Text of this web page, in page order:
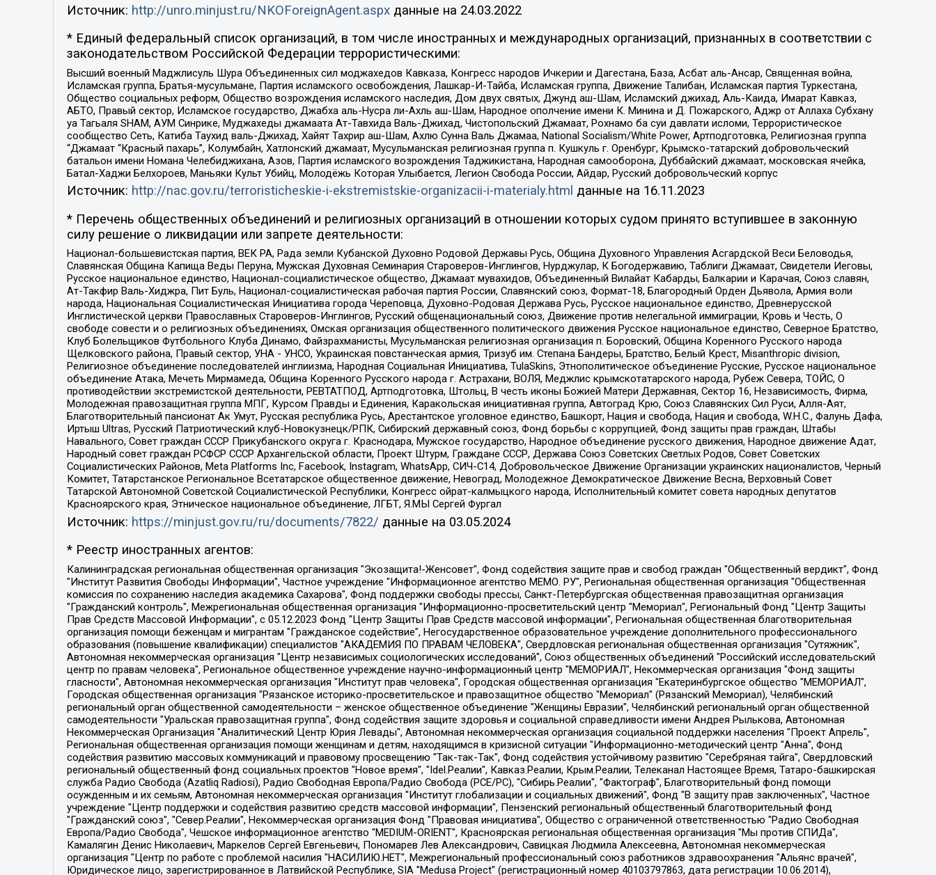
Источник: http://unro.minjust.ru/NKOForeignAgent.aspxданные на 24.03.2022
* Единый федеральный список организаций, в том числе иностранных и международных организаций, признанных в соответствии с
законодательством Российской Федерации террористическими:
Высший военный Маджлисуль Шура Объединенных сил моджахедов Кавказа, Конгресс народов Ичкерии и Дагестана, База, Асбат аль-Ансар, Священная война,
Исламская группа, Братья-мусульмане, Партия исламского освобождения, Лашкар-И-Тайба, Исламская группа, Движение Талибан, Исламская партия Туркестана,
Общество социальных реформ, Общество возрождения исламского наследия, Дом двух святых, Джунд аш-Шам, Исламский джихад, Аль-Каида, Имарат Кавказ,
АБТО, Правый сектор, Исламское государство, Джабха аль-Нусра ли-Ахль аш-Шам, Народное ополчение имени К. Минина и Д. Пожарского, Аджр от Аллаха Субхану
уа Тагьаля SHAM, АУМ Синрике, Муджахеды джамаата Ат-Тавхида Валь-Джихад, Чистопольский Джамаат, Рохнамо ба суи давлати исломи, Террористическое
сообщество Сеть, Катиба Таухид валь-Джихад, Хайят Тахрир аш-Шам, Ахлю Сунна Валь Джамаа, National Socialism/White Power, Артподготовка, Религиозная группа
“Джамаат “Красный пахарь”, Колумбайн, Хатлонский джамаат, Мусульманская религиозная группа п. Кушкуль г. Оренбург, Крымско-татарский добровольческий
батальон имени Номана Челебиджихана, Азов, Партия исламского возрождения Таджикистана, Народная самооборона, Дуббайский джамаат, московская ячейка,
Батал-Хаджи Белхороев, Маньяки Культ Убийц, Молодёжь Которая Улыбается, Легион Свобода России, Айдар, Русский добровольческий корпус
Источник: http://nac.gov.ru/terroristicheskie-i-ekstremistskie-organizacii-i-materialy.html данные на 16.11.2023
* Перечень общественных объединений и религиозных организаций в отношении которых судом принято вступившее в законную
силу решение о ликвидации или запрете деятельности:
Национал-большевистская партия, ВЕК РА, Рада земли Кубанской Духовно Родовой Державы Русь, Община Духовного Управления Асгардской Веси Беловодья,
Славянская Община Капища Веды Перуна, Мужская Духовная Семинария Староверов-Инглингов, Нурджулар, К Богодержавию, Таблиги Джамаат, Свидетели Иеговы,
Русское национальное единство, Национал-социалистическое общество, Джамаат мувахидов, Объединенный Вилайат Кабарды, Балкарии и Карачая, Союз славян,
Ат-Такфир Валь-Хиджра, Пит Буль, Национал-социалистическая рабочая партия России, Славянский союз, Формат-18, Благородный Орден Дьявола, Армия воли
народа, Национальная Социалистическая Инициатива города Череповца, Духовно-Родовая Держава Русь, Русское национальное единство, Древнерусской
Инглистической церкви Православных Староверов-Инглингов, Русский общенациональный союз, Движение против нелегальной иммиграции, Кровь и Честь, О
свободе совести и о религиозных объединениях, Омская организация общественного политического движения Русское национальное единство, Северное Братство,
Клуб Болельщиков Футбольного Клуба Динамо, Файзрахманисты, Мусульманская религиозная организация п. Боровский, Община Коренного Русского народа
Щелковского района, Правый сектор, УНА - УНСО, Украинская повстанческая армия, Тризуб им. Степана Бандеры, Братство, Белый Крест, Misanthropic division,
Религиозное объединение последователей инглиизма, Народная Социальная Инициатива, TulaSkins, Этнополитическое объединение Русские, Русское национальное
объединение Атака, Мечеть Мирмамеда, Община Коренного Русского народа г. Астрахани, ВОЛЯ, Меджлис крымскотатарского народа, Рубеж Севера, ТОЙС, О
противодействии экстремистской деятельности, РЕВТАТПОД, Артподготовка, Штольц, В честь иконы Божией Матери Державная, Сектор 16, Независимость, Фирма,
Молодежная правозащитная группа МПГ, Курсом Правды и Единения, Каракольская инициативная группа, Автоград Крю, Союз Славянских Сил Руси, Алля-Аят,
Благотворительный пансионат Ак Умут, Русская республика Русь, Арестантское уголовное единство, Башкорт, Нация и свобода, Нация и свобода, W.H.С., Фалунь Дафа,
Иртыш Ultras, Русский Патриотический клуб-Новокузнецк/РПК, Сибирский державный союз, Фонд борьбы с коррупцией, Фонд защиты прав граждан, Штабы
Навального, Совет граждан СССР Прикубанского округа г. Краснодара, Мужское государство, Народное объединение русского движения, Народное движение Адат,
Народный совет граждан РСФСР СССР Архангельской области, Проект Штурм, Граждане СССР, Держава Союз Советских Светлых Родов, Совет Советских
Социалистических Районов, Meta Platforms Inc, Facebook, Instagram, WhatsApp, СИЧ-С14, Добровольческое Движение Организации украинских националистов, Черный
Комитет, Татарстанское Региональное Всетатарское общественное движение, Невоград, Молодежное Демократическое Движение Весна, Верховный Совет
Татарской Автономной Советской Социалистической Республики, Конгресс ойрат-калмыцкого народа, Исполнительный комитет совета народных депутатов
Красноярского края, Этническое национальное объединение, ЛГБТ, Я.МЫ Сергей Фургал
Источник: https://minjust.gov.ru/ru/documents/7822/ данные на 03.05.2024
* Реестр иностранных агентов:
Калининградская региональная общественная организация "Экозащита!-Женсовет", Фонд содействия защите прав и свобод граждан "Общественный вердикт", Фонд "Институт Развития Свободы Информации", Частное учреждение "Информационное агентство МЕМО. РУ", Региональная общественная организация "Общественная комиссия по сохранению наследия академика Сахарова", Фонд поддержки свободы прессы, Санкт-Петербургская общественная правозащитная организация "Гражданский контроль", Межрегиональная общественная организация "Информационно-просветительский центр "Мемориал", Региональный Фонд "Центр Защиты Прав Средств Массовой Информации", с 05.12.2023 Фонд "Центр Защиты Прав Средств массовой информации", Региональная общественная благотворительная организация помощи беженцам и мигрантам "Гражданское содействие", Негосударственное образовательное учреждение дополнительного профессионального образования (повышение квалификации) специалистов "АКАДЕМИЯ ПО ПРАВАМ ЧЕЛОВЕКА", Свердловская региональная общественная организация "Сутяжник", Автономная некоммерческая организация "Центр независимых социологических исследований", Союз общественных объединений "Российский исследовательский центр по правам человека", Региональное общественное учреждение научно-информационный центр "МЕМОРИАЛ", Некоммерческая организация "Фонд защиты гласности", Автономная некоммерческая организация "Институт прав человека", Городская общественная организация "Екатеринбургское общество "МЕМОРИАЛ", Городская общественная организация "Рязанское историко-просветительское и правозащитное общество "Мемориал" (Рязанский Мемориал), Челябинский региональный орган общественной самодеятельности – женское общественное объединение "Женщины Евразии", Челябинский региональный орган общественной самодеятельности "Уральская правозащитная группа", Фонд содействия защите здоровья и социальной справедливости имени Андрея Рылькова, Автономная Некоммерческая Организация "Аналитический Центр Юрия Левады", Автономная некоммерческая организация социальной поддержки населения "Проект Апрель", Региональная общественная организация помощи женщинам и детям, находящимся в кризисной ситуации "Информационно-методический центр "Анна", Фонд содействия развитию массовых коммуникаций и правовому просвещению "Так-так-Так", Фонд содействия устойчивому развитию "Серебряная тайга", Свердловский региональный общественный фонд социальных проектов "Новое время", "Idel.Реалии", Кавказ.Реалии, Крым.Реалии, Телеканал Настоящее Время, Татаро-башкирская служба Радио Свобода (Azatliq Radiosi), Радио Свободная Европа/Радио Свобода (PCE/PC), "Сибирь.Реалии", "Фактограф", Благотворительный фонд помощи осужденным и их семьям, Автономная некоммерческая организация "Институт глобализации и социальных движений", Фонд "В защиту прав заключенных", Частное учреждение "Центр поддержки и содействия развитию средств массовой информации", Пензенский региональный общественный благотворительный фонд "Гражданский союз", "Север.Реалии", Некоммерческая организация Фонд "Правовая инициатива", Общество с ограниченной ответственностью "Радио Свободная Европа/Радио Свобода", Чешское информационное агентство "MEDIUM-ORIENT", Красноярская региональная общественная организация "Мы против СПИДа", Камалягин Денис Николаевич, Маркелов Сергей Евгеньевич, Пономарев Лев Александрович, Савицкая Людмила Алексеевна, Автономная некоммерческая организация "Центр по работе с проблемой насилия "НАСИЛИЮ.НЕТ", Межрегиональный профессиональный союз работников здравоохранения "Альянс врачей", Юридическое лицо, зарегистрированное в Латвийской Республике, SIA "Medusa Project" (регистрационный номер 40103797863, дата регистрации 10.06.2014), Некоммерческая организация "Фонд по борьбе с коррупцией", Автономная некоммерческая организация "Институт права и публичной политики", Баданин Роман Сергеевич, Гликин Максим Александрович, Железнова Мария Михайловна, Лукьянова Юлия Сергеевна, Маетная Елизавета Витальевна, Маняхин Петр Борисович, Чуракова Ольга Владимировна, Ярош Юлия Петровна, Юридическое лицо "The Insider SIA", зарегистрированное в Риге, Латвийская Республика (дата регистрации 26.06.2015), являющееся администратором доменного имени интернет-издания "The Insider SIA", https://theins.ru, Постернак Алексей Евгеньевич, Рубин Михаил Аркадьевич, Анин Роман Александрович, Юридическое лицо Istories fonds, зарегистрированное в Латвийской Республике (регистрационный номер 50008295751, дата регистрации 24.02.2020), Великовский Дмитрий Александрович, Долинина Ирина Николаевна, Мароховская Алеся Алексеевна, Шлейнов Роман Юрьевич, Шмагун Олеся Валентиновна, Общество с ограниченной ответственностью "Альтаир 2021", Общество с ограниченной ответственностью "Вега 2021", Общество с ограниченной ответственностью "Главный редактор 2021", Общество с ограниченной ответственностью "Ромашки монолит", Важенков Артем Валерьевич, Ивановская областная общественная организация "Центр гендерных исследований", Гурман Юрий Альбертович, Медиапроект "ОВД-Инфо", Егоров Владимир Владимирович, Жилинский Владимир Александрович, Общество с ограниченной ответственностью "ЗП", Иванова София Юрьевна, Карезина Инна Павловна, Кильтау Екатерина Викторовна, Петров Алексей Викторович, Пискунов Сергей Евгеньевич, Смирнов Сергей Сергеевич, Тихонов Михаил Сергеевич, Общество с ограниченной ответственностью "ЖУРНАЛИСТ-ИНОСТРАННЫЙ АГЕНТ", Арапова Галина Юрьевна, Вольтская Татьяна Анатольевна, Американская компания "Mason G.E.S. Anonymous Foundation" (США), являющаяся владельцем интернет-издания https://mnews.world/, Компания "Stichting Bellingcat", зарегистрированная в Нидерландах (дата регистрации 11.07.2018), Захаров Андрей Вячеславович, Клепиковская Екатерина Дмитриевна, Общество с ограниченной ответственностью "МЕМО", Перл Роман Александрович, Симонов Евгений Алексеевич, Соловьева Елена Анатольевна, Сотников Даниил Владимирович, Сурначева Елизавета Дмитриевна, Автономная некоммерческая организация по защите прав человека и информированию населения "Якутия – Наше Мнение", Общество с ограниченной ответственностью "Москоу диджитал медиа", с 26.01.2023 Общество с ограниченной ответственностью "Чайка Белые сады", Ветошкина Валерия Валерьевна, Заговора Максим Александрович, Межрегиональное общественное движение "Российская ЛГБТ - сеть", Оленичев Максим Владимирович, Павлов Иван Юрьевич, Скворцова Елена Сергеевна, Общество с ограниченной ответственностью "Как бы инагент", Кочетков Игорь Викторович, Общество с ограниченной ответственностью "Честные выборы", Еланчик Олег Александрович, Общество с ограниченной ответственностью "Нобелевский призыв", Гималова Регина Эмилевна, Григорьев Андрей Валерьевич, Григорьева Алина Александровна, Ассоциация по содействию защите прав призывников, альтернативнослужащих и военнослужащих "Правозащитная группа "Гражданин.Армия.Право", Хисамова Регина Фаритовна, Автономная некоммерческая организация по реализации социально-правовых программ "Лилит", Дальневосточное общественное движение "Маяк", Санкт-Петербургская ЛГБТ-инициативная группа "Выход", Инициативная группа ЛГБТ+ "Реверс", Алексеев Андрей Викторович, Бекбулатова Таисия Львовна, Беляев Иван Михайлович, Владыкина Елена Сергеевна, Гельман Марат Александрович, Никульшина Вероника Юрьевна, Толоконникова Надежда Андреевна, Шендерович Виктор Анатольевич, Общество с ограниченной ответственностью "Данное сообщение", Общество с ограниченной ответственностью Издательский дом "Новая глава", Айнбиндер Александра Александровна, Московский комьюнити-центр для ЛГБТ+инициатив, Благотворительный фонд развития филантропии, Deutsche Welle (Германия, Kurt-Schumacher-Strasse 3, 53113 Bonn), Борзунова Мария Михайловна, Воробьев Виктор Викторович, Голубева Анна Львовна, Константинова Алла Михайловна, Малкова Ирина Владимировна, Мурадов Мурад Абдулгалимович, Осетинская Елизавета Николаевна, Понасенков Евгений Николаевич, Ганапольский Матвей Юрьевич, Киселев Евгений Алексеевич, Борухович Ирина Григорьевна, Дремин Иван Тимофеевич, Дубровский Дмитрий Викторович, Красноярская региональная общественная организация поддержки и развития альтернативных образовательных технологий и межкультурных коммуникаций "ИНТЕРРА", Маяковская Екатерина Алексеевна, Фейгин Марк Захарович, Филимонов Андрей Викторович, Дзугкоева Регина Николаевна, Доброхотов Роман Александрович, Дудь Юрий Александрович, Елкин Сергей Владимирович, Кругликов Кирилл Игоревич, Сабунаева Мария Леонидовна, Семенов Алексей Владимирович, Шаинян Карен Багратович, Шульман Екатерина Михайловна, Асафьев Артур Валерьевич, Вахштайн Виктор Семенович, Венедиктов Алексей Алексеевич, Лушникова Екатерина Евгеньевна, Волков Леонид Михайлович, Невзоров Александр Глебович, Пархоменко Сергей Борисович, Сироткин Ярослав Николаевич, Кара-Мурза Владимир Владимирович, Баранова Наталья Владимировна, Гозман Леонид Яковлевич, Кагарлицкий Борис Юльевич, Климарев Михаил Валерьевич, Милов Владимир Станиславович, Автономная некоммерческая организация Краснодарский центр современного искусства "Типография", Моргенштерн Алишер Тагирович, Соболь Любовь Эдуардовна, Общество с ограниченной ответственностью "ЛИЗА НОРМ", Каспаров Гарри Кимович, Ходорковский Михаил Борисович, Общество с ограниченной ответственностью "Апрельские тезисы", Данилович Ирина Брониславовна, Кашин Олег Владимирович, Петров Николай Владимирович, Пивоваров Алексей Владимирович, Соколов Михаил Владимирович, Цветкова Юлия Владимировна, Чичваркин Евгений Александрович, Комитет против пыток/Команда против пыток, Общество с ограниченной ответственностью "Первый научный", Общество с ограниченной ответственностью "Вертолет и ко", Белоцерковская Вероника Борисовна, Кац Максим Евгеньевич, Лазарева Татьяна Юрьевна, Шаведдинов Руслан Табризович, Яшин Илья Валерьевич, Общество с ограниченной ответственностью "Иноагент ААВ", Алешковский Дмитрий Петрович, Альбац Евгения Марковна, Быков Дмитрий Львович, Галямина Юлия Евгеньевна, Лойко Сергей Леонидович, Мартынов Кирилл Константинович, Медведев Сергей Александрович, Крашенинников Федор Геннадиевич, Гордеева Катерина Вл